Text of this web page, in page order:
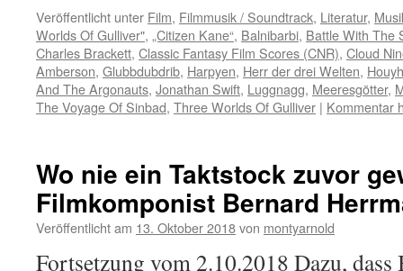
Veröffentlicht unter Film, Filmmusik / Soundtrack, Literatur,
Worlds Of Gulliver", „Citizen Kane“, Balnibarbi, Battle With The
Charles Brackett, Classic Fantasy Film Scores (CNR), Cloud
Amberson, Glubbdubdrib, Harpyen, Herr der drei Welten,
And The Argonauts, Jonathan Swift, Luggnagg, Meeresgötter,
The Voyage Of Sinbad, Three Worlds Of Gulliver | Kommentar
Wo nie ein Taktstock zuvor
Filmkomponist Bernard
Veröffentlicht am 13. Oktober 2018von montyarnold
Fortsetzung vom 2.10.2018 Dazu,